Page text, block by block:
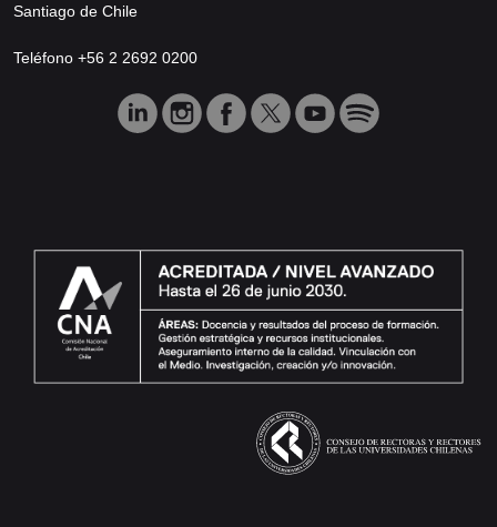
Santiago de Chile
Teléfono +56 2 2692 0200